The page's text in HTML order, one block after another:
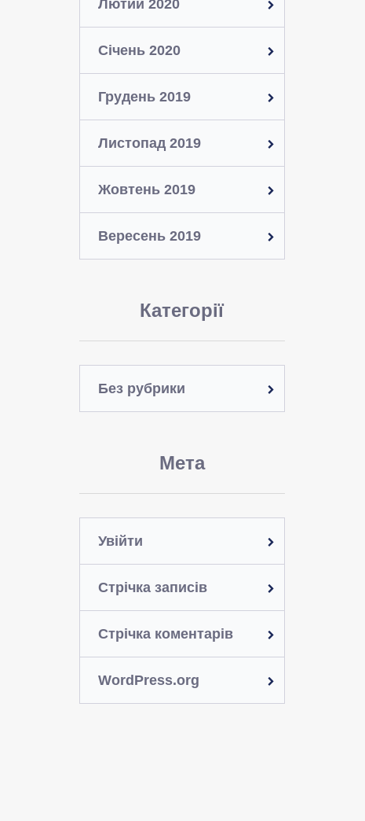
Лютий 2020
Січень 2020
Грудень 2019
Листопад 2019
Жовтень 2019
Вересень 2019
Категорії
Без рубрики
Мета
Увійти
Стрічка записів
Стрічка коментарів
WordPress.org